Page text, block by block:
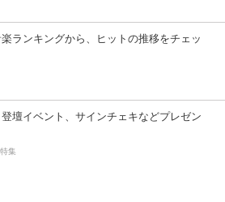
ランキングから、ヒットの推移をチェッ
壇イベント、サインチェキなどプレゼン
集